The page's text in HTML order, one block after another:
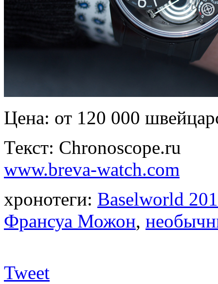
Цена: от 120 000
Текст: Chronoscope.ru
www.breva-watch.com
хронотеги: Baselworld
Франсуа Можон,
Tweet